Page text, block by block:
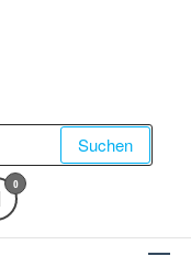
und vieles
Suchen
0